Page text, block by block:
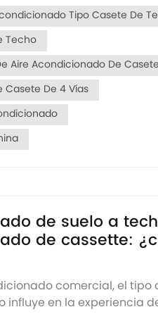
de aire no es adecuado,
lo que afecta la
Tipo Casete De
Techo
Aire Acondicionado De Casete
De 4 Vías
de suelo a
de cassette:
espacios
comercial, el tipo
influye en la experiencia